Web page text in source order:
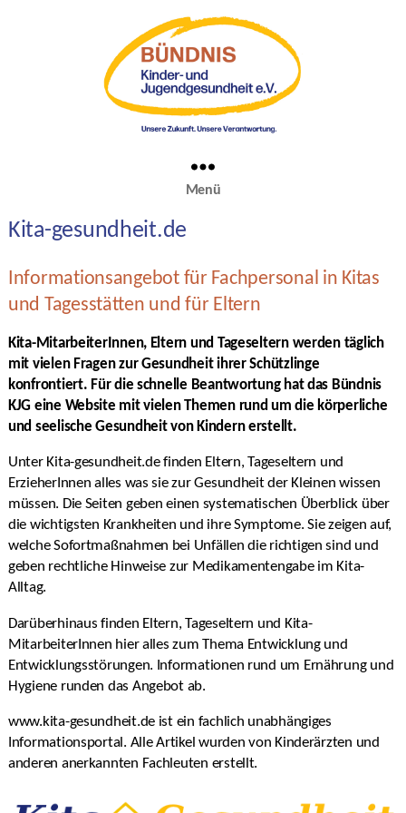
Menü
Kita-gesundheit.de
Informationsangebot für Fachpersonal in Kitas
und Tagesstätten und für Eltern
Kita-MitarbeiterInnen, Eltern und Tageseltern werden täglich
mit vielen Fragen zur Gesundheit ihrer Schützlinge
konfrontiert. Für die schnelle Beantwortung hat das Bündnis
KJG eine Website mit vielen Themen rund um die körperliche
und seelische Gesundheit von Kindern erstellt.
Unter Kita-gesundheit.de finden Eltern, Tageseltern und
ErzieherInnen alles was sie zur Gesundheit der Kleinen wissen
müssen. Die Seiten geben einen systematischen Überblick über
die wichtigsten Krankheiten und ihre Symptome. Sie zeigen auf,
welche Sofortmaßnahmen bei Unfällen die richtigen sind und
geben rechtliche Hinweise zur Medikamentengabe im Kita-
Alltag.
Darüberhinaus finden Eltern, Tageseltern und Kita-
MitarbeiterInnen hier alles zum Thema Entwicklung und
Entwicklungsstörungen. Informationen rund um Ernährung und
Hygiene runden das Angebot ab.
www.kita-gesundheit.de ist ein fachlich unabhängiges
Informationsportal. Alle Artikel wurden von Kinderärzten und
anderen anerkannten Fachleuten erstellt.